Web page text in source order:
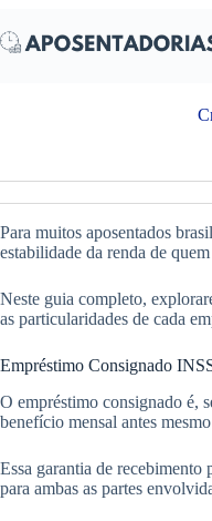
para
Para muitos aposentados
estabilidade da renda de
Neste guia completo,
as particularidades de cada
Empréstimo Consignado
O empréstimo consignado é,
benefício mensal antes
Essa garantia de recebimento
para ambas as partes